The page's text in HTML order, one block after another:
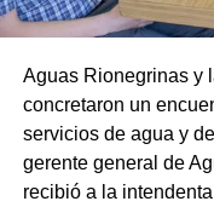
Aguas Rionegrinas y
concretaron un
servicios de agua y
gerente general de
recibió a la